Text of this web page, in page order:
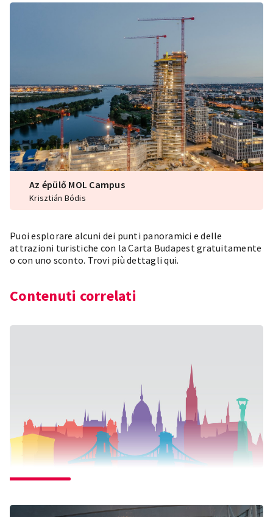
Az épülő MOL Campus
Krisztián Bódis
Puoi esplorare alcuni dei punti panoramici e delle
attrazioni turistiche con laCarta Budapest gratuitamente
o con uno sconto. Trovi più dettagli qui.
Contenuti correlati